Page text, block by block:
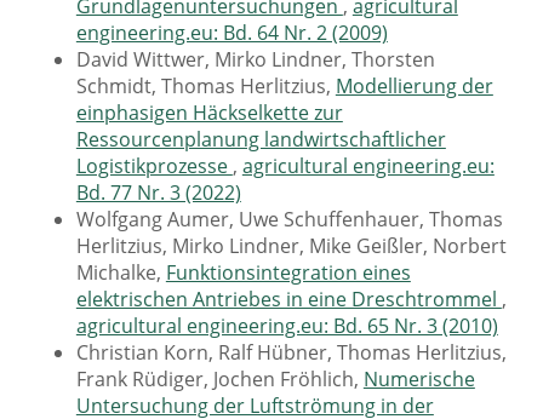
Grundlagenuntersuchungen , agricultural
engineering.eu: Bd. 64 Nr. 2 (2009)
David Wittwer, Mirko Lindner, Thorsten
Schmidt, Thomas Herlitzius, Modellierung der
einphasigen Häckselkette zur
Ressourcenplanung landwirtschaftlicher
Logistikprozesse , agricultural engineering.eu:
Bd. 77 Nr. 3 (2022)
Wolfgang Aumer, Uwe Schuffenhauer, Thomas
Herlitzius, Mirko Lindner, Mike Geißler, Norbert
Michalke, Funktionsintegration eines
elektrischen Antriebes in eine Dreschtrommel ,
agricultural engineering.eu: Bd. 65 Nr. 3 (2010)
Christian Korn, Ralf Hübner, Thomas Herlitzius,
Frank Rüdiger, Jochen Fröhlich, Numerische
Untersuchung der Luftströmung in der